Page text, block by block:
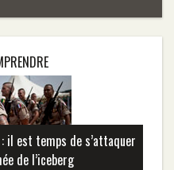
il est temps de s’attaquer
de l’iceberg